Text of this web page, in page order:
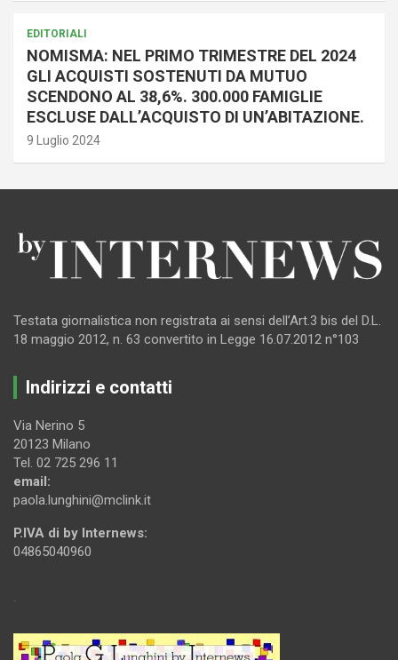
EDITORIALI
NOMISMA: NEL PRIMO TRIMESTRE DEL 2024
GLI ACQUISTI SOSTENUTI DA MUTUO
SCENDONO AL 38,6%. 300.000 FAMIGLIE
ESCLUSE DALL’ACQUISTO DI UN’ABITAZIONE.
9 Luglio 2024
Testata giornalistica non registrata ai sensi dell’Art.3 bis del D.L.
18 maggio 2012, n. 63 convertito in Legge 16.07.2012 n°103
Indirizzi e contatti
Via Nerino 5
20123 Milano
Tel. 02 725 296 11
email:
paola.lunghini@mclink.it
P.IVA di by Internews:
04865040960
.